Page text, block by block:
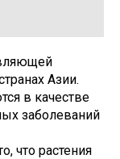
Азии.
в качестве
заболеваний
что растения